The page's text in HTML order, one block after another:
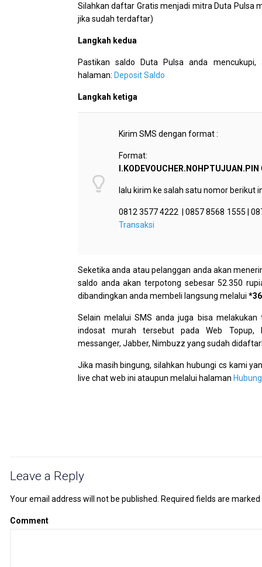
Silahkan daftar Gratis menjadi mitra Duta Pulsa
jika sudah terdaftar)
Langkah kedua
Pastikan saldo Duta Pulsa anda
halaman: Deposit Saldo
Langkah ketiga
Kirim SMS dengan format :
Format:
I.KODEVOUCHER.NOHPTUJUAN.PIN
lalu kirim ke salah satu nomor berikut
0812 3577 4222 | 0857 8568 1555 |
Transaksi
Seketika anda atau pelanggan anda akan
saldo anda akan terpotong sebesar 52.350
dibandingkan anda membeli langsung melalui
Selain melalui SMS anda juga bisa
indosat murah tersebut pada Web Topup,
messanger, Jabber, Nimbuzz yang sudah
Jika masih bingung, silahkan hubungi cs kami
live chat web ini ataupun melalui halaman
Leave a Reply
Your email address will not be published. Required fields are marked
Comment